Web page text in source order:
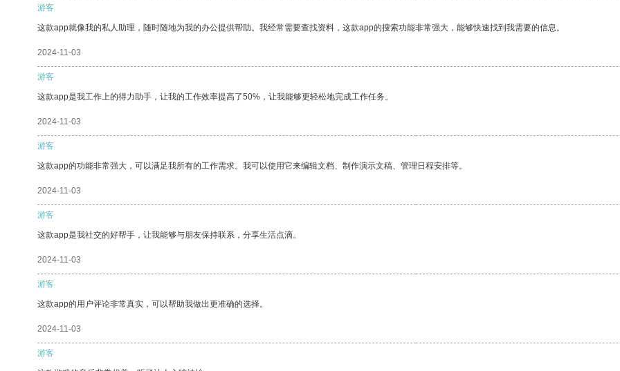
游客
这款app就像我的私人助理，随时随地为我的办公提供帮助。我经常需要查找资料，这款app的搜索功能非常强大，能够快速找到我需要的信息。
2024-11-03
游客
这款app是我工作上的得力助手，让我的工作效率提高了50%，让我能够更轻松地完成工作任务。
2024-11-03
游客
这款app的功能非常强大，可以满足我所有的工作需求。我可以使用它来编辑文档、制作演示文稿、管理日程安排等。
2024-11-03
游客
这款app是我社交的好帮手，让我能够与朋友保持联系，分享生活点滴。
2024-11-03
游客
这款app的用户评论非常真实，可以帮助我做出更准确的选择。
2024-11-03
游客